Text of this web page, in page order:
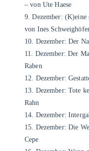
– von Ute Haese
9. Dezember: (K)eine
von Ines
10. Dezember: Der
11. Dezember: Der
Raben
12. Dezember:
13. Dezember: Tote
Rahn
14. Dezember:
15. Dezember: Die
Cepe